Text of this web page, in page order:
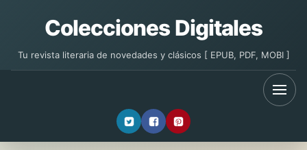
Colecciones Digitales
Tu revista literaria de novedades y clásicos [ EPUB, PDF, MOBI ]